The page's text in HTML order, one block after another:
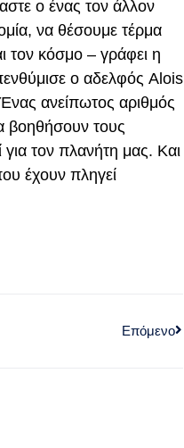
ο ένας τον άλλον
να θέσουμε τέρμα
τον κόσμο – γράφει η
ο αδελφός Alois
ανείπωτος αριθμός
βοηθήσουν τους
τον πλανήτη μας. Και
έχουν πληγεί
Επόμενο